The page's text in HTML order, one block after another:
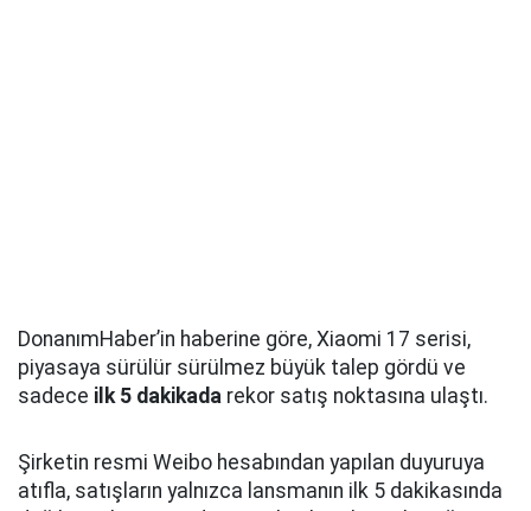
DonanımHaber’in haberine göre, Xiaomi 17 serisi,
piyasaya sürülür sürülmez büyük talep gördü ve
sadece ilk 5 dakikada rekor satış noktasına ulaştı.
Şirketin resmi Weibo hesabından yapılan duyuruya
atıfla, satışların yalnızca lansmanın ilk 5 dakikasında